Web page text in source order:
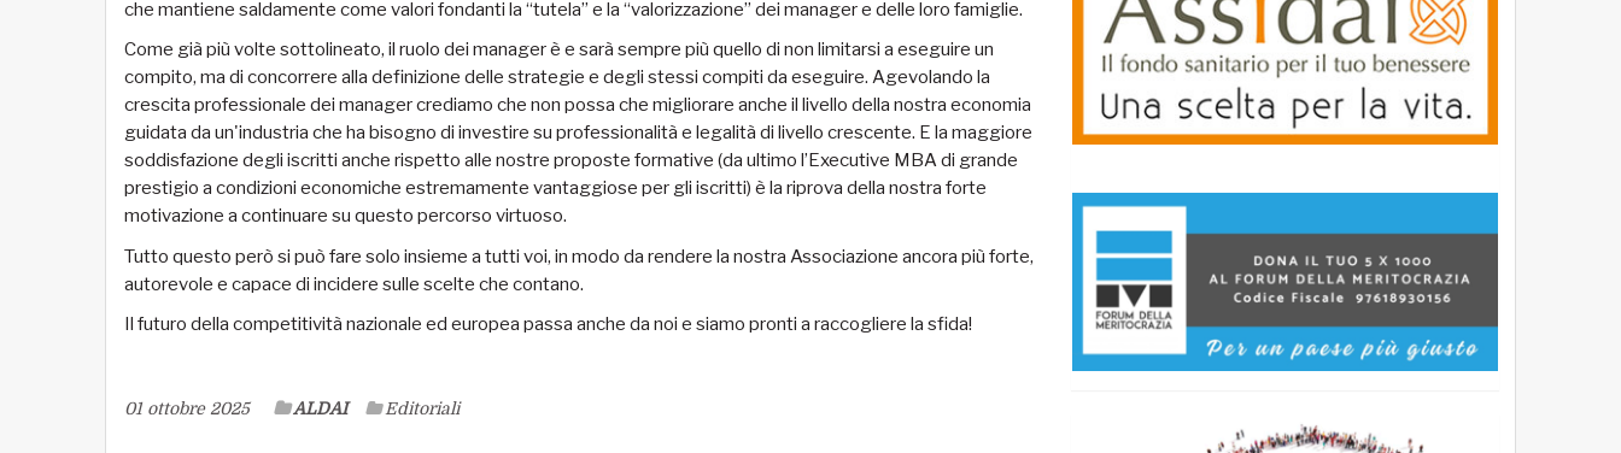
che mantiene saldamente come valori fondanti la “tutela” e la “valorizzazione” dei manager e delle loro famiglie.
Come già più volte sottolineato, il ruolo dei manager è e sarà sempre più quello di non limitarsi a eseguire un
compito, ma di concorrere alla definizione delle strategie e degli stessi compiti da eseguire. Agevolando la
crescita professionale dei manager crediamo che non possa che migliorare anche il livello della nostra economia
guidata da un'industria che ha bisogno di investire su professionalità e legalità di livello crescente. E la maggiore
soddisfazione degli iscritti anche rispetto alle nostre proposte formative (da ultimo l’Executive MBA di grande
prestigio a condizioni economiche estremamente vantaggiose per gli iscritti) è la riprova della nostra forte
motivazione a continuare su questo percorso virtuoso.
Tutto questo però si può fare solo insieme a tutti voi, in modo da rendere la nostra Associazione ancora più forte,
autorevole e capace di incidere sulle scelte che contano.
Il futuro della competitività nazionale ed europea passa anche da noi e siamo pronti a raccogliere la sfida!
01 ottobre 2025 ALDAI Editoriali